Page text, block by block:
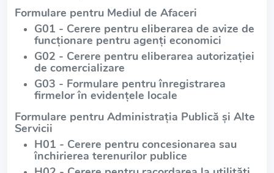
Formulare pentru Mediul de Afaceri
G01 - Cerere pentru eliberarea de avize de
funcționare pentru agenți economici
G02 - Cerere pentru eliberarea autorizației
de comercializare
G03 - Formulare pentru înregistrarea
firmelor în evidențele locale
Formulare pentru Administrația Publică și Alte
Servicii
H01 - Cerere pentru concesionarea sau
închirierea terenurilor publice